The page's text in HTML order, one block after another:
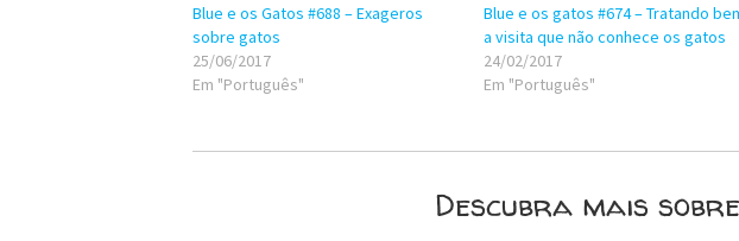
Blue e os Gatos #688 – Exageros
sobre gatos
25/06/2017
Em "Português"
Blue e os gatos #674 – Tratando
a visita que não conhece os gatos
24/02/2017
Em "Português"
Descubra mais